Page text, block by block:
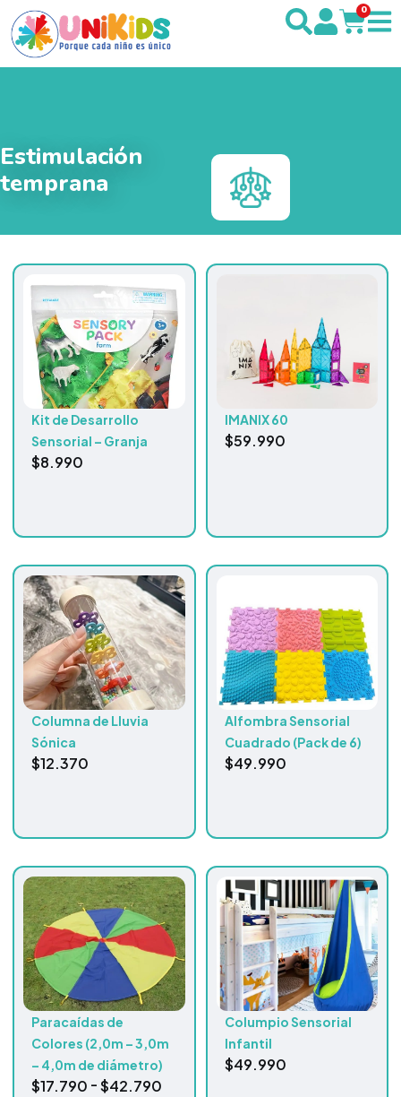
0
Estimulación
temprana
Kit de Desarrollo
Sensorial – Granja
$8.990
IMANIX 60
$59.990
Columna de Lluvia
Sónica
$12.370
Alfombra Sensorial
Cuadrado (Pack de 6)
$49.990
Paracaídas de
Colores (2,0m – 3,0m
– 4,0m de diámetro)
$17.790 - $42.790
Columpio Sensorial
Infantil
$49.990